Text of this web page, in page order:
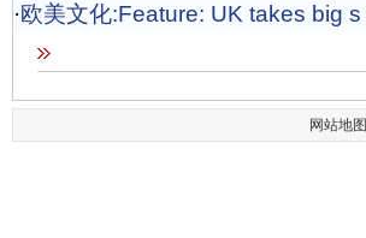
·欧美文化:Feature: UK takes big s
网站地图